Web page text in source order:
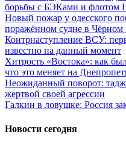
борьбы с БЭКами и флотом
Новый пожар у одесского
поражённом судне в Чёрном
Контрнаступление ВСУ:
известно на данный момент
Хитрость «Востока»: как
что это меняет на
Неожиданный поворот:
жертвой своей агрессии
Галкин в ловушке: Россия
Новости сегодня